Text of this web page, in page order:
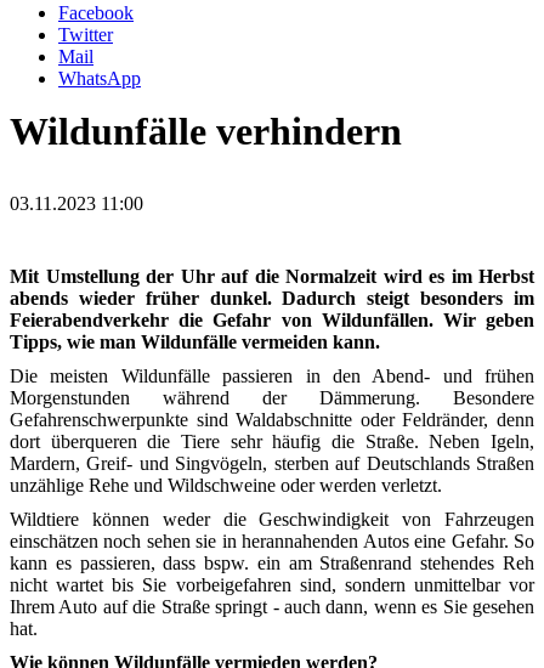
Facebook
Twitter
Mail
WhatsApp
Wildunfälle verhindern
03.11.2023 11:00
Mit Umstellung der Uhr auf die Normalzeit wird es im Herbst
abends wieder früher dunkel. Dadurch steigt besonders im
Feierabendverkehr die Gefahr von Wildunfällen. Wir geben
Tipps, wie man Wildunfälle vermeiden kann.
Die meisten Wildunfälle passieren in den Abend- und frühen
Morgenstunden während der Dämmerung. Besondere
Gefahrenschwerpunkte sind Waldabschnitte oder Feldränder, denn
dort überqueren die Tiere sehr häufig die Straße. Neben Igeln,
Mardern, Greif- und Singvögeln, sterben auf Deutschlands Straßen
unzählige Rehe und Wildschweine oder werden verletzt.
Wildtiere können weder die Geschwindigkeit von Fahrzeugen
einschätzen noch sehen sie in herannahenden Autos eine Gefahr. So
kann es passieren, dass bspw. ein am Straßenrand stehendes Reh
nicht wartet bis Sie vorbeigefahren sind, sondern unmittelbar vor
Ihrem Auto auf die Straße springt - auch dann, wenn es Sie gesehen
hat.
Wie können Wildunfälle vermieden werden?